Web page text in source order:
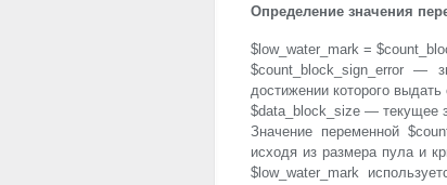
Определение значения
$low_water_mark =
$count_block_sign_error —
достижении которого
$data_block_size — текущее
Значение переменной
исходя из размера пула и
$low_water_mark